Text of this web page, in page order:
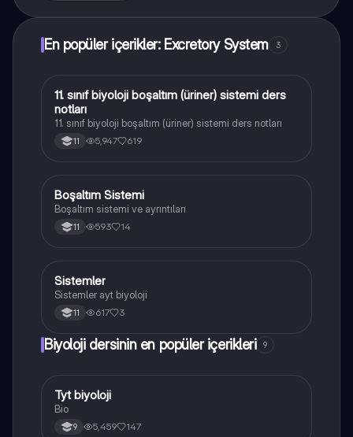
En popüler içerikler: Excretory System 3
Biyoloji
11. sınıf biyoloji boşaltım (üriner) sistemi ders
notları
11. sınıf biyoloji boşaltım (üriner) sistemi ders notları
11 5,947 619
Biyoloji
Boşaltım Sistemi
Boşaltım sistemi ve ayrıntıları
11 593 14
Biyoloji
Sistemler
Sistemler ayt biyoloji
11 617 3
Biyoloji dersinin en popüler içerikleri 9
Biyoloji
Tyt biyoloji
Bio
9 5,459 147